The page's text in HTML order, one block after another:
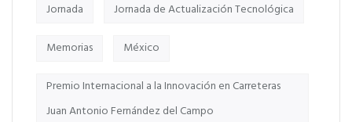
Jornada Jornada de Actualización Tecnológica
Memorias México
Premio Internacional a la Innovación en Carreteras
Juan Antonio Fernández del Campo